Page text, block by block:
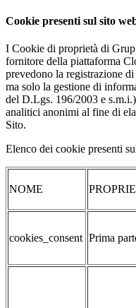
Cookie presenti sul sito
I Cookie di proprietà di
fornitore della piattaforma
prevedono la registrazione
ma solo la gestione di
del D.Lgs. 196/2003 e
analitici anonimi al fine di
Sito.
Elenco dei cookie presenti
NOME
cookies_consent Prima